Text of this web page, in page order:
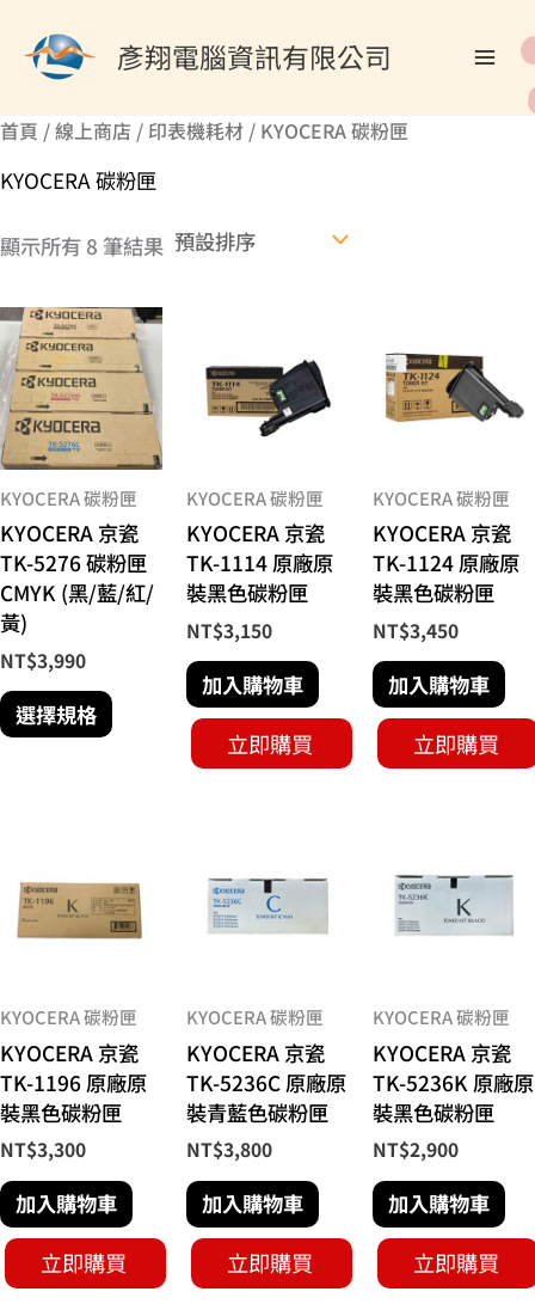
內
彥翔電腦資訊有限公司
首頁 /線上商店 / 印表機耗材 / KYOCERA 碳粉匣
KYOCERA 碳粉匣
顯示所有 8 筆結果
KYOCERA 碳粉匣
KYOCERA 京瓷
TK-5276 碳粉匣
CMYK (黑/藍/紅/
黃)
NT$3,990
選擇規格
品
有
多
種
款
式。
可
在
面
選
KYOCERA 碳粉匣
KYOCERA 京瓷
TK-1114 原廠原
裝黑色碳粉匣
NT$3,150
加入購物車
立即購買
KYOCERA 碳粉匣
KYOCERA 京瓷
TK-1124 原廠原
裝黑色碳粉匣
NT$3,450
加入購物車
立即購買
KYOCERA 碳粉匣
KYOCERA 京瓷
TK-1196 原廠原
裝黑色碳粉匣
NT$3,300
加入購物車
立即購買
KYOCERA 碳粉匣
KYOCERA 京瓷
TK-5236C 原廠原
裝青藍色碳粉匣
NT$3,800
加入購物車
立即購買
KYOCERA 碳粉匣
KYOCERA 京瓷
TK-5236K 原廠原
裝黑色碳粉匣
NT$2,900
加入購物車
立即購買
尋
鍵
字